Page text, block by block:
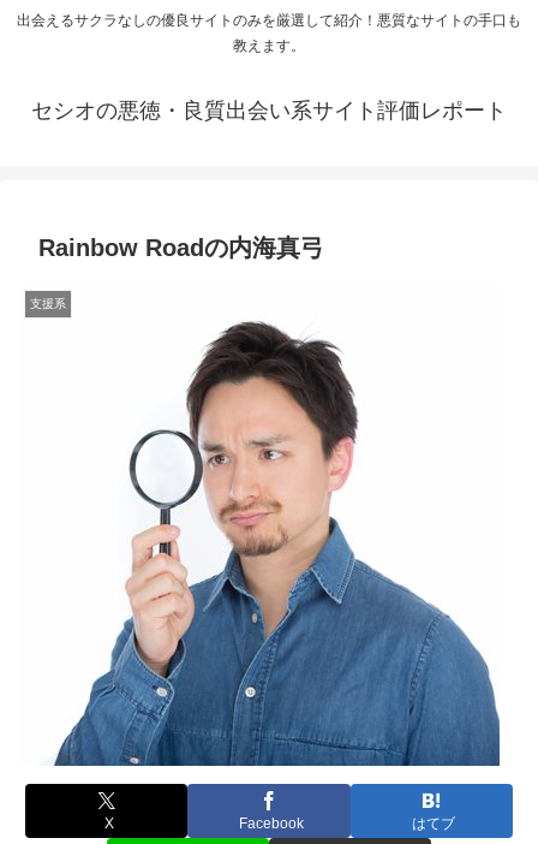
出会えるサクラなしの優良サイトのみを厳選して紹介！悪質なサイトの手口も
教えます。
セシオの悪徳・良質出会い系サイト評価レポート
Rainbow Roadの内海真弓
支援系
X Facebook はてブ